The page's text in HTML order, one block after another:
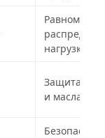
нагрузки
Защита от
и масла
Безопасно